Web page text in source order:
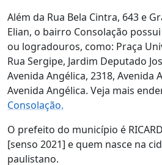
Além da Rua Bela Cintra, 643 e
Elian, o bairro Consolação
ou logradouros, como: Praça
Rua Sergipe, Jardim Deputado
Avenida Angélica, 2318, Avenida
Avenida Angélica. Veja mais
Consolação.
O prefeito do município é
[senso 2021] e quem nasce na
paulistano.